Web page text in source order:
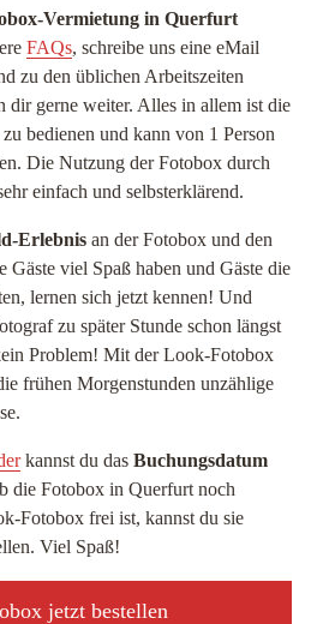
Vermietung in Querfurt
FAQs, schreibe uns eine eMail
zu den üblichen Arbeitszeiten
dir gerne weiter. Alles in allem ist die
bedienen und kann von 1 Person
Die Nutzung der Fotobox durch
einfach und selbsterklärend.
Erlebnis an der Fotobox und den
Gäste viel Spaß haben und Gäste die
lernen sich jetzt kennen! Und
zu später Stunde schon längst
Problem! Mit der Look-Fotobox
frühen Morgenstunden unzählige
kannst du das Buchungsdatum
die Fotobox in Querfurt noch
Fotobox frei ist, kannst du sie
Viel Spaß!
jetzt bestellen